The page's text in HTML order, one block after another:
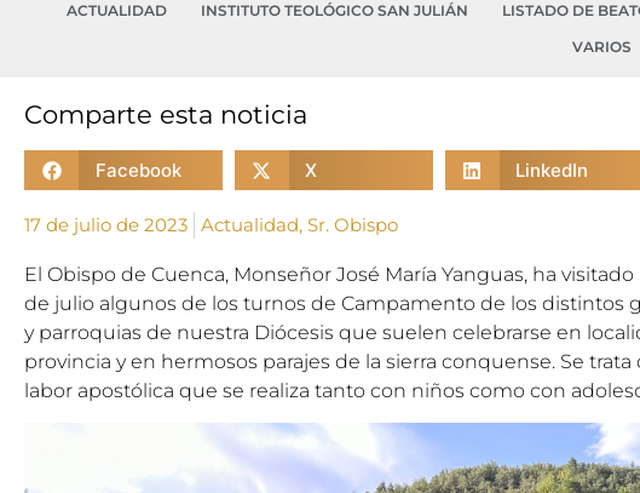
ACTUALIDAD INSTITUTO TEOLÓGICO SAN JULIÁN LISTADO DE
VARIOS
Comparte esta noticia
Facebook X LinkedIn
17 de julio de 2023 Actualidad, Sr. Obispo
El Obispo de Cuenca, Monseñor José María Yanguas, ha
de julio algunos de los turnos de Campamento de los distintos
y parroquias de nuestra Diócesis que suelen celebrarse en
provincia y en hermosos parajes de la sierra conquense. Se
labor apostólica que se realiza tanto con niños como con